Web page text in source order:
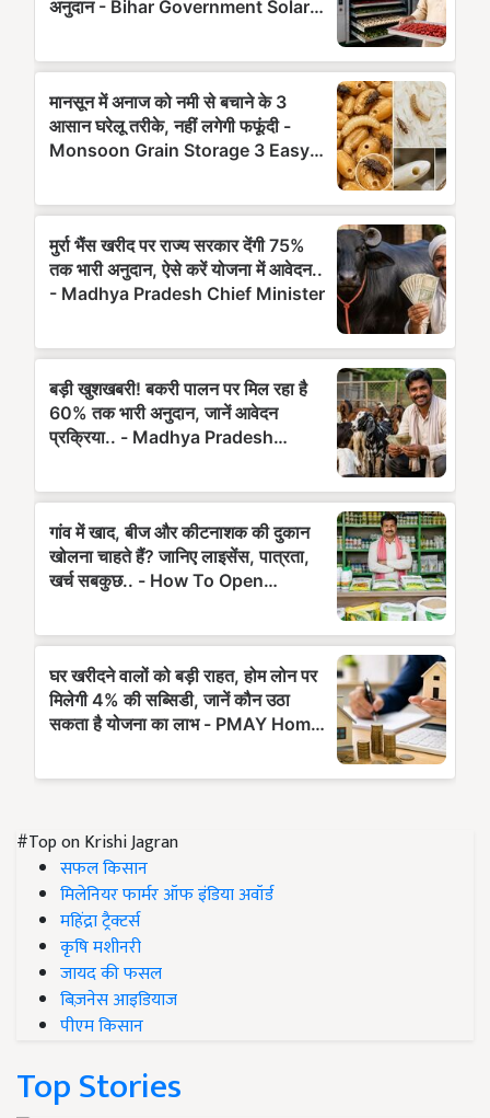
#Top on Krishi Jagran
सफल किसान
मिलेनियर फार्मर ऑफ इंडिया अवॉर्ड
महिंद्रा ट्रैक्टर्स
कृषि मशीनरी
जायद की फसल
बिज़नेस आइडियाज
पीएम किसान
Top Stories